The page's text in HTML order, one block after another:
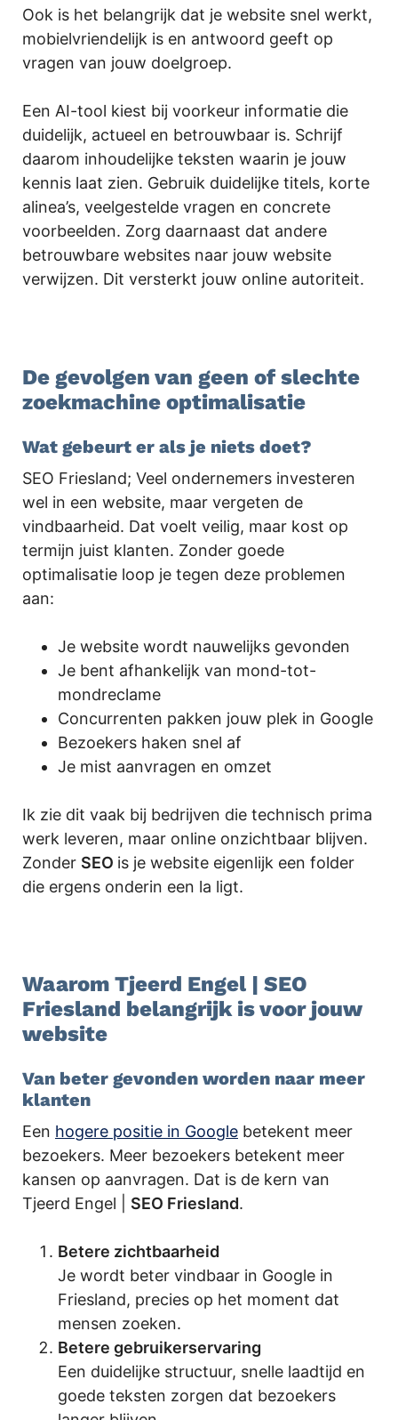
Ook is het belangrijk dat je website snel werkt,
mobielvriendelijk is en antwoord geeft op
vragen van jouw doelgroep.
Een AI-tool kiest bij voorkeur informatie die
duidelijk, actueel en betrouwbaar is. Schrijf
daarom inhoudelijke teksten waarin je jouw
kennis laat zien. Gebruik duidelijke titels, korte
alinea’s, veelgestelde vragen en concrete
voorbeelden. Zorg daarnaast dat andere
betrouwbare websites naar jouw website
verwijzen. Dit versterkt jouw online autoriteit.
De gevolgen van geen of slechte
zoekmachine optimalisatie
Wat gebeurt er als je niets doet?
SEO Friesland; Veel ondernemers investeren
wel in een website, maar vergeten de
vindbaarheid. Dat voelt veilig, maar kost op
termijn juist klanten. Zonder goede
optimalisatie loop je tegen deze problemen
aan:
Je website wordt nauwelijks gevonden
Je bent afhankelijk van mond-tot-
mondreclame
Concurrenten pakken jouw plek in Google
Bezoekers haken snel af
Je mist aanvragen en omzet
Ik zie dit vaak bij bedrijven die technisch prima
werk leveren, maar online onzichtbaar blijven.
Zonder SEO is je website eigenlijk een folder
die ergens onderin een la ligt.
Waarom Tjeerd Engel | SEO
Friesland belangrijk is voor jouw
website
Van beter gevonden worden naar meer
klanten
Een hogere positie in Google betekent meer
bezoekers. Meer bezoekers betekent meer
kansen op aanvragen. Dat is de kern van
Tjeerd Engel | SEO Friesland.
Betere zichtbaarheid
Je wordt beter vindbaar in Google in
Friesland, precies op het moment dat
mensen zoeken.
Betere gebruikerservaring
Een duidelijke structuur, snelle laadtijd en
goede teksten zorgen dat bezoekers